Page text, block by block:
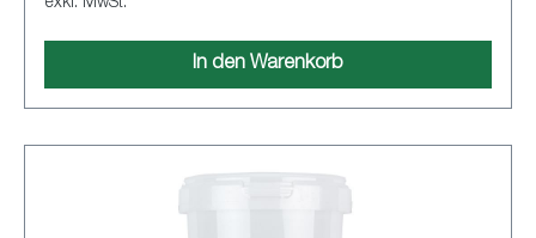
exkl. MwSt.
In den Warenkorb